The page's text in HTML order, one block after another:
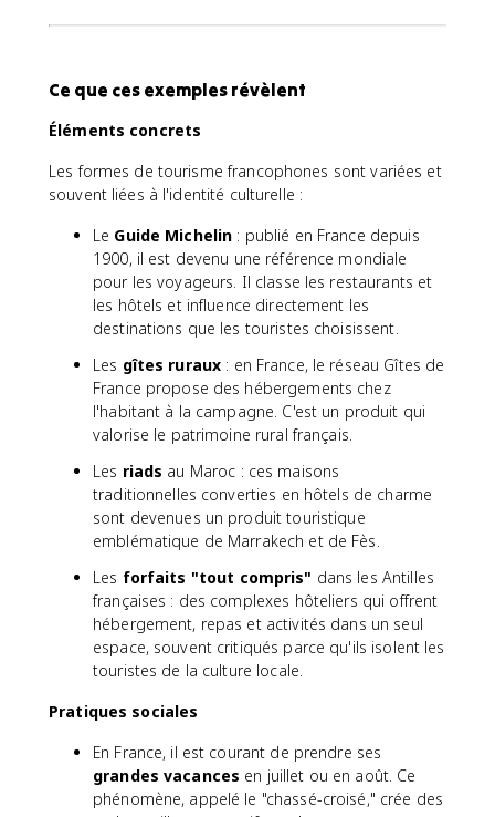
Ce que ces exemples révèlent
Éléments concrets
Les formes de tourisme francophones sont variées et
souvent liées à l'identité culturelle :
Le Guide Michelin : publié en France depuis
1900, il est devenu une référence mondiale
pour les voyageurs. Il classe les restaurants et
les hôtels et influence directement les
destinations que les touristes choisissent.
Les gîtes ruraux : en France, le réseau Gîtes de
France propose des hébergements chez
l'habitant à la campagne. C'est un produit qui
valorise le patrimoine rural français.
Les riads au Maroc : ces maisons
traditionnelles converties en hôtels de charme
sont devenues un produit touristique
emblématique de Marrakech et de Fès.
Les forfaits "tout compris" dans les Antilles
françaises : des complexes hôteliers qui offrent
hébergement, repas et activités dans un seul
espace, souvent critiqués parce qu'ils isolent les
touristes de la culture locale.
Pratiques sociales
En France, il est courant de prendre ses
grandes vacances en juillet ou en août. Ce
phénomène, appelé le "chassé-croisé," crée des